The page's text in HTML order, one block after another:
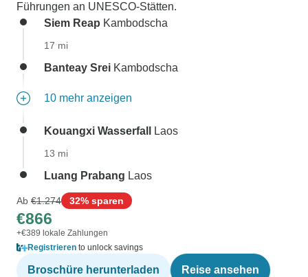
Führungen an UNESCO-Stätten.
Siem Reap Kambodscha
17 mi
Banteay Srei Kambodscha
10 mehr anzeigen
Kouangxi Wasserfall Laos
13 mi
Luang Prabang Laos
Ab €1.274 32% sparen
€866
+€389 lokale Zahlungen
Registrieren to unlock savings
Broschüre herunterladen Reise ansehen